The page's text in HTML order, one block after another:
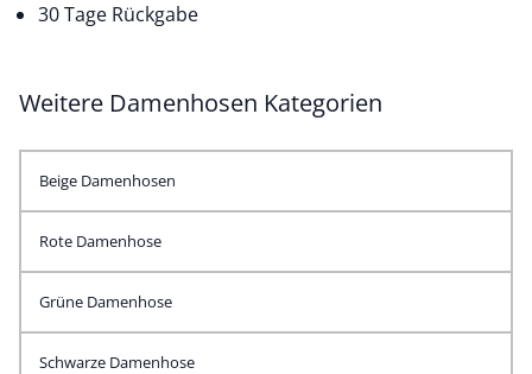
30 Tage Rückgabe
Weitere Damenhosen Kategorien
Beige Damenhosen
Rote Damenhose
Grüne Damenhose
Schwarze Damenhose